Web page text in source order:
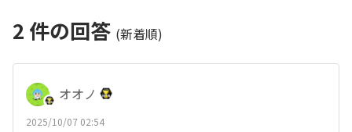
2 件の回答 (新着順)
オオノ
2025/10/07 02:54